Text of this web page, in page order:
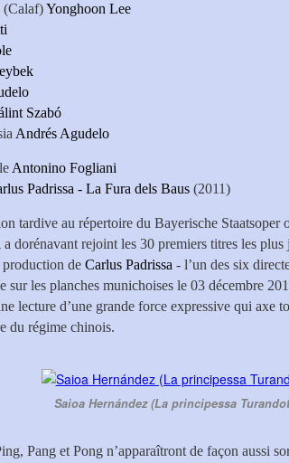
(Calaf)Yonghoon Lee
Szabó
Andrés Agudelo
Antonino Fogliani
Padrissa - La Fura dels Baus (2011)
tardive au répertoire du Bayerische Staatsoper
a dorénavant rejoint les 30 premiers titres les plus
production de Carlus Padrissa - l’un des six
sur les planches munichoises le 03 décembre
lecture d’une grande force expressive qui axe
du régime chinois.
Saioa Hernández (La principessa
Pang et Pong n’apparaîtront de façon aussi